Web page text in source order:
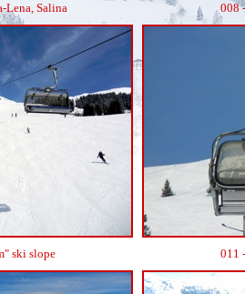
Lena, Salina 008
ski slope 011